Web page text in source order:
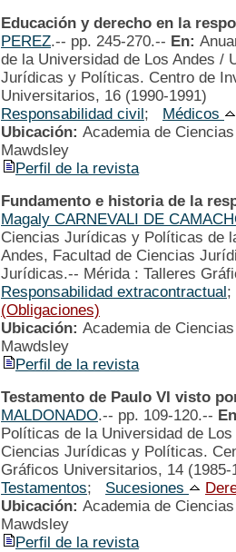
Educación y derecho en la
PEREZ.-- pp. 245-270.-- En:
de la Universidad de Los Andes /
Jurídicas y Políticas. Centro de
Universitarios, 16 (1990-1991)
Responsabilidad civil; Médicos
Ubicación: Academia de
Mawdsley
Perfil de la revista
Fundamento e historia de la
Magaly CARNEVALI DE
Ciencias Jurídicas y Políticas de
Andes, Facultad de Ciencias
Jurídicas.-- Mérida : Talleres
Responsabilidad extracontractual
(Obligaciones)
Ubicación: Academia de
Mawdsley
Perfil de la revista
Testamento de Paulo VI visto
MALDONADO.-- pp. 109-120.--
Políticas de la Universidad de
Ciencias Jurídicas y Políticas.
Gráficos Universitarios, 14 (1985-
Testamentos; Sucesiones
Ubicación: Academia de
Mawdsley
Perfil de la revista